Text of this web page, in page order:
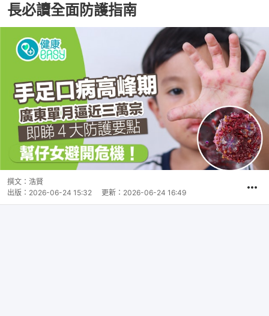
長必讀全面防護指南
撰文： 浩賢
出版： 2026-06-24 15:32 更新： 2026-06-24 16:49